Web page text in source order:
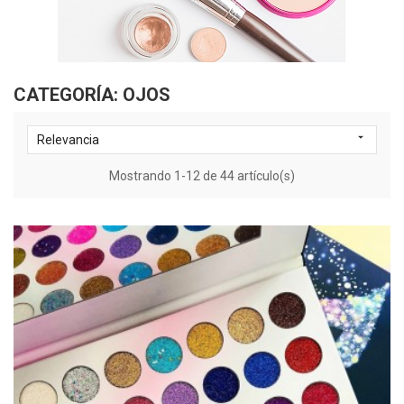
CATEGORÍA: OJOS
Relevancia 
Mostrando 1-12 de 44 artículo(s)